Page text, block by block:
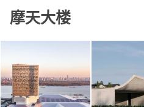
摩天大楼